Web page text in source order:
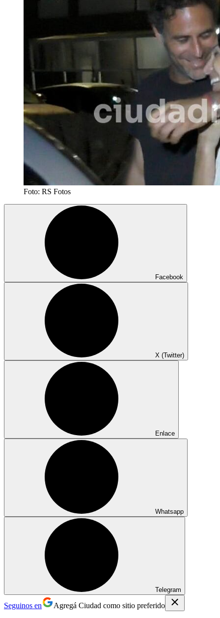
Foto: RS Fotos
Facebook
X (Twitter)
Enlace
Whatsapp
Telegram
Seguinos en Agregá Ciudad como sitio preferido